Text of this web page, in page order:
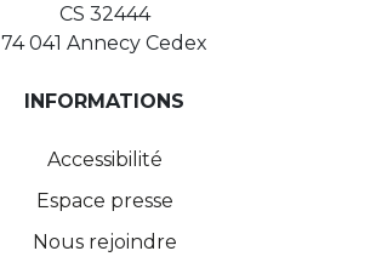
CS 32444
74 041 Annecy Cedex
INFORMATIONS
Accessibilité
Espace presse
Nous rejoindre